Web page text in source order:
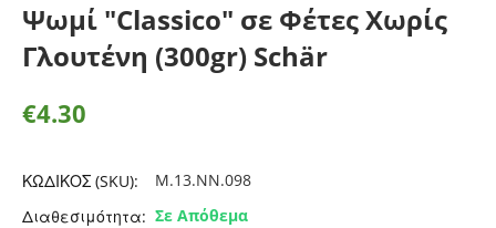
Ψωμί "Classico" σε Φέτες Χωρίς
Γλουτένη (300gr) Schär
€4.30
ΚΩΔΙΚΟΣ (SKU):
M.13.NN.098
Διαθεσιμότητα: Σε Απόθεμα